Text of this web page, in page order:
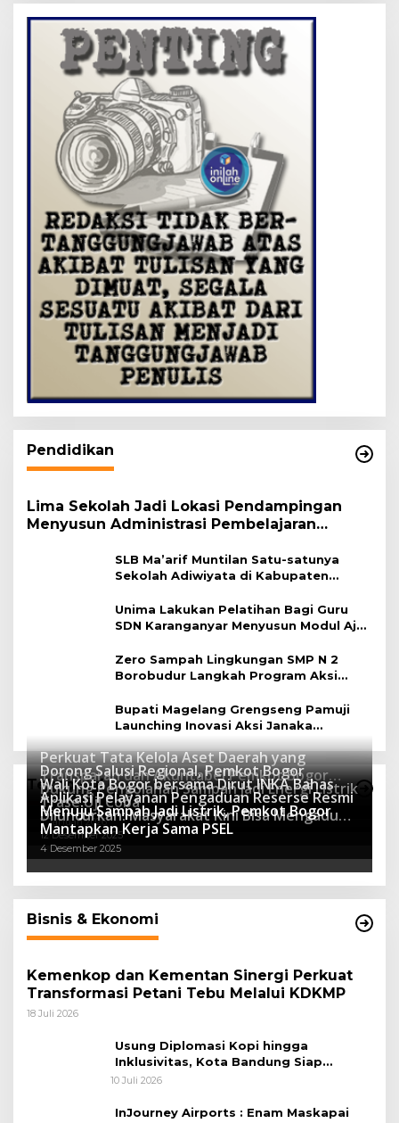
Pendidikan
Lima Sekolah Jadi Lokasi Pendampingan
Menyusun Administrasi Pembelajaran
SLB Ma’arif Muntilan Satu-satunya
Sekolah Adiwiyata di Kabupaten
Unima Lakukan Pelatihan Bagi Guru
SDN Karanganyar Menyusun Modul Ajar
Zero Sampah Lingkungan SMP N 2
Borobudur Langkah Program Aksi
Bupati Magelang Grengseng Pamuji
Launching Inovasi Aksi Janaka
Program Sekolah Adiwiyata
Teknologi
Perkuat Tata Kelola Aset Daerah yang
Transparan dan Akuntabel Pemkot Bogor
Luncurkan SIMASDA
8 Juli 2026
Dorong Salusi Regional, Pemkot Bogor
Dukung Pengolahan Sampah Jadi Energi Listrik
8 April 2026
Wali Kota Bogor bersama Dirut INKA Bahas
Trase Uji Coba
7 Januari 2026
Aplikasi Pelayanan Pengaduan Reserse Resmi
Diluncurkan: Masyarakat Kini Bisa Mengadu
Lebih Cepat, Mudah, dan Terintegrasi
12 Desember 2025
Menuju Sampah Jadi Listrik, Pemkot Bogor
Mantapkan Kerja Sama PSEL
4 Desember 2025
Bisnis & Ekonomi
Kemenkop dan Kementan Sinergi Perkuat
Transformasi Petani Tebu Melalui KDKMP
18 Juli 2026
Usung Diplomasi Kopi hingga
Inklusivitas, Kota Bandung Siap
Sambut 25 Duta Besar di Festival Asia
10 Juli 2026
InJourney Airports : Enam Maskapai